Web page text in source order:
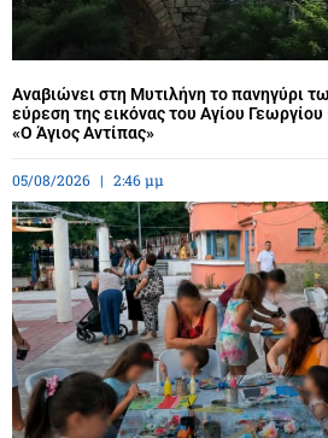
Αναβιώνει στη Μυτιλήνη το πανηγύρι
εύρεση της εικόνας του Αγίου
«Ο Άγιος Αντίπας»
05/08/2026 2:46 μμ